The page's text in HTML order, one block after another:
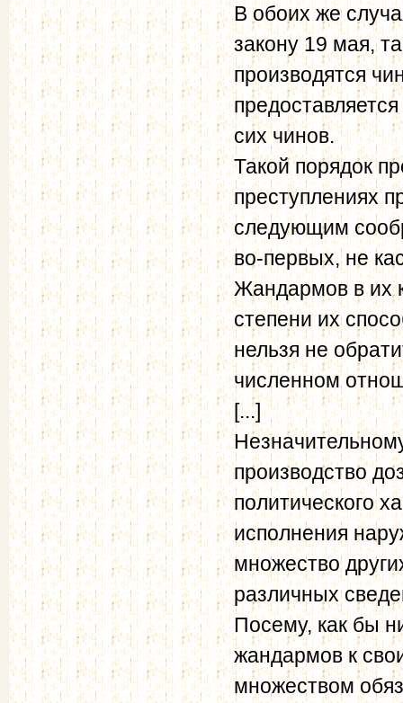
В обоих же
закону 19 мая,
производятся
сих чинов.
Такой порядок
преступлениях
следующим
во-первых, не
Жандармов в их
степени их
нельзя не
численном
[...]
производство
политического
исполнения
множество
различных
Посему, как бы
жандармов к
множеством